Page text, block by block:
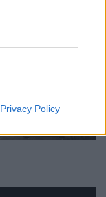
Privacy Policy